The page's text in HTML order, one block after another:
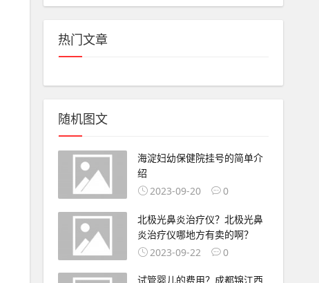
热门文章
随机图文
海淀妇幼保健院挂号的简单介
绍
2023-09-20
0
北极光鼻炎治疗仪？北极光鼻
炎治疗仪哪地方有卖的啊？
2023-09-22
0
试管婴儿的费用？成都锦江西